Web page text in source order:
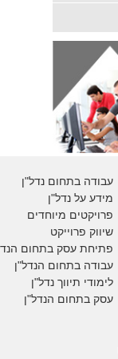
עבודה בתחום נדל"ן
מידע על נדל"ן
פרויקטים מיוחדים
שיווק פרוייקט
פתיחת עסק בתחום
עבודה בתחום הנדל"ן
לימודי תיווך נדל"ן
עסק בתחום הנדל"ן